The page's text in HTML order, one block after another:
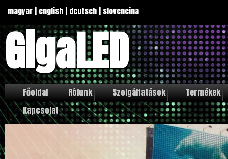
magyar | english | deutsch | slovencina
GigaLED
Főoldal Rólunk Szolgáltatások
Termékek
Kapcsolat